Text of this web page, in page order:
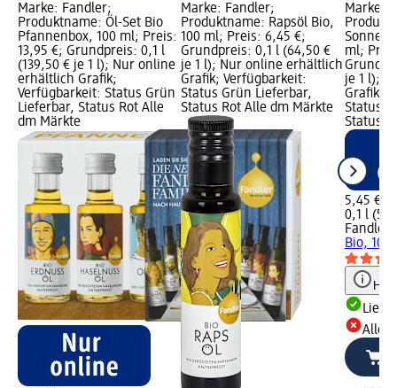
Marke: Fandler;
Produktname: Öl-Set Bio
Pfannenbox, 100 ml; Preis:
13,95 €; Grundpreis: 0,1 l
(139,50 € je 1 l); Nur online
erhältlich Grafik;
Verfügbarkeit: Status Grün
Lieferbar, Status Rot Alle
dm Märkte
Marke: Fandler;
Produktname: Rapsöl Bio,
100 ml; Preis: 6,45 €;
Grundpreis: 0,1 l (64,50 €
je 1 l); Nur online erhältlich
Grafik; Verfügbarkeit:
Status Grün Lieferbar,
Status Rot Alle dm Märkte
Marke:
ml;
je 1 l);
Grafik;
Status
Status
5,45 €
0,1 l
Fandler
Bio, 100
Alle